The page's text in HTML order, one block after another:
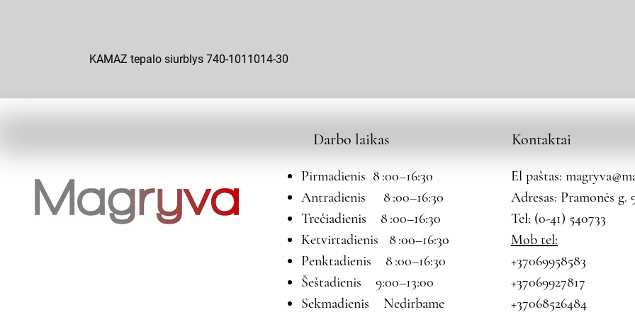
KAMAZ tepalo siurblys 740-1011014-30
Darbo laikas
Pirmadienis 8 :00–16:30
Antradienis 8 :00–16:30
Trečiadienis 8 :00–16:30
Ketvirtadienis 8 :00–16:30
Penktadienis 8 :00–16:30
Šeštadienis 9:00–13:00
Sekmadienis Nedirbame
Kontaktai
El paštas:
Adresas: Pramonės g.
Tel: (0-41) 540733
Mob tel:
+37069958583
+37069927817
+37068526484